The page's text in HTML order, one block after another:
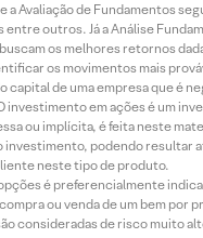
a Avaliação de Fundamentos
entre outros. Já a Análise
os melhores retornos
os movimentos mais
capital de uma empresa que é
investimento em ações é um
ou implícita, é feita neste
investimento, podendo resultar
neste tipo de produto.
é preferencialmente
ou venda de um bem por
consideradas de risco muito